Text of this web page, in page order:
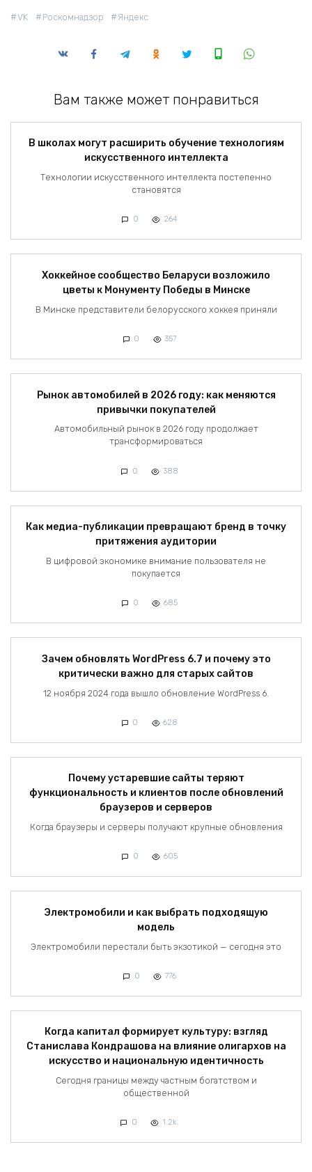
VK Роскомнадзор Яндекс
Вам также может понравиться
В школах могут расширить обучение технологиям
искусственного интеллекта
Технологии искусственного интеллекта постепенно
становятся
0 264
Хоккейное сообщество Беларуси возложило
цветы к Монументу Победы в Минске
В Минске представители белорусского хоккея приняли
0 357
Рынок автомобилей в 2026 году: как меняются
привычки покупателей
Автомобильный рынок в 2026 году продолжает
трансформироваться
0 388
Как медиа-публикации превращают бренд в точку
притяжения аудитории
В цифровой экономике внимание пользователя не
покупается
0 685
Зачем обновлять WordPress 6.7 и почему это
критически важно для старых сайтов
12 ноября 2024 года вышло обновление WordPress 6.
0 628
Почему устаревшие сайты теряют
функциональность и клиентов после обновлений
браузеров и серверов
Когда браузеры и серверы получают крупные обновления
0 605
Электромобили и как выбрать подходящую
модель
Электромобили перестали быть экзотикой — сегодня это
0 776
Когда капитал формирует культуру: взгляд
Станислава Кондрашова на влияние олигархов на
искусство и национальную идентичность
Сегодня границы между частным богатством и
общественной
0 1.2k.